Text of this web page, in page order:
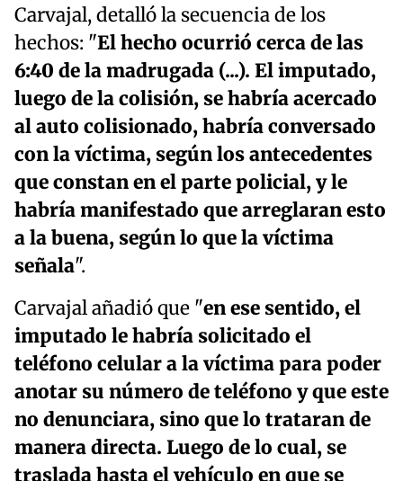
Carvajal, detalló la secuencia de los
hechos: "El hecho ocurrió cerca de las
6:40 de la madrugada (...). El imputado,
luego de la colisión, se habría acercado
al auto colisionado, habría conversado
con la víctima, según los antecedentes
que constan en el parte policial, y le
habría manifestado que arreglaran esto
a la buena, según lo que la víctima
señala".
Carvajal añadió que "en ese sentido, el
imputado le habría solicitado el
teléfono celular a la víctima para poder
anotar su número de teléfono y que este
no denunciara, sino que lo trataran de
manera directa. Luego de lo cual, se
traslada hasta el vehículo en que se